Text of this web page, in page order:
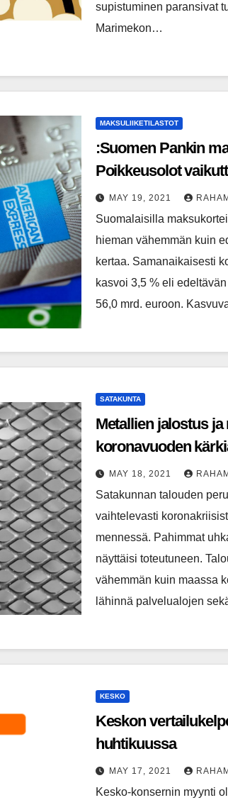
supistuminen paransivat
Marimekon…
MAKSULIIKETILASTOT
:Suomen Pankin
Poikkeusolot
korttimaksamiseen
MAY 19, 2021
Suomalaisilla
hieman vähemmän kuin
kertaa. Samanaikaisesti
kasvoi 3,5 % eli
56,0 mrd. euroon.
SATAKUNTA
Metallien jalostus
koronavuoden
taloudessa
MAY 18, 2021
Satakunnan talouden
vaihtelevasti
mennessä. Pahimmat
näyttäisi toteutuneen.
vähemmän kuin maassa
lähinnä palvelualojen
KESKO
Keskon
huhtikuussa
MAY 17, 2021
Kesko-konsernin myynti